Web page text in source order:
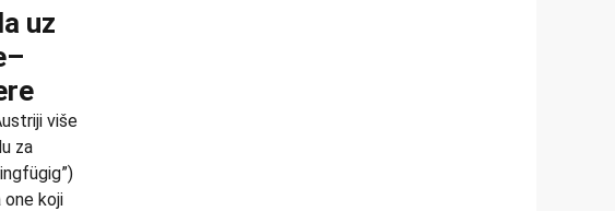
uz
više
za
koji